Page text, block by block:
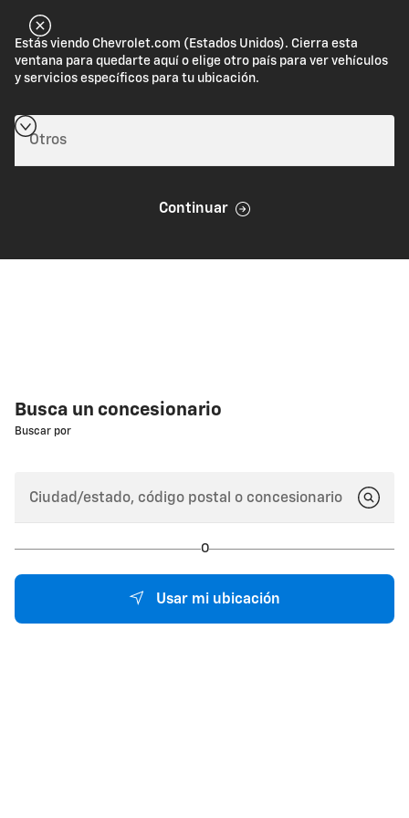
Estás viendo Chevrolet.com (Estados Unidos). Cierra esta
ventana para quedarte aquí o elige otro país para ver vehículos
y servicios específicos para tu ubicación.
Continuar
Busca un concesionario
Buscar por
O
Usar mi ubicación